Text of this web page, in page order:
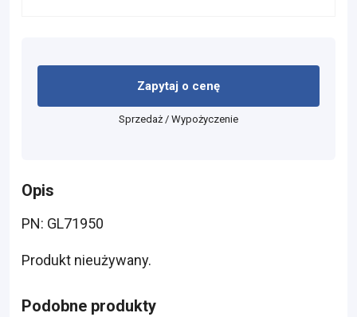
Zapytaj o cenę
Sprzedaż / Wypożyczenie
Opis
PN: GL71950
Produkt nieużywany.
Podobne produkty